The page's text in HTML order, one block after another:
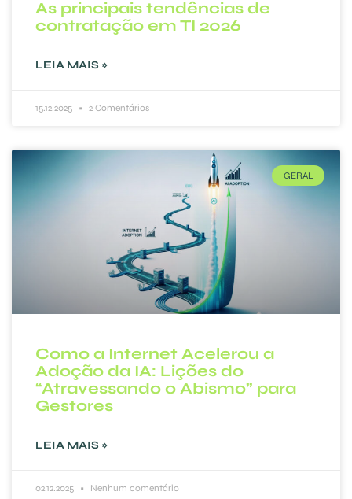
As principais tendências de
contratação em TI 2026
LEIA MAIS »
15.12.2025 2 Comentários
GERAL
Como a Internet Acelerou a
Adoção da IA: Lições do
“Atravessando o Abismo” para
Gestores
LEIA MAIS »
02.12.2025 Nenhum comentário